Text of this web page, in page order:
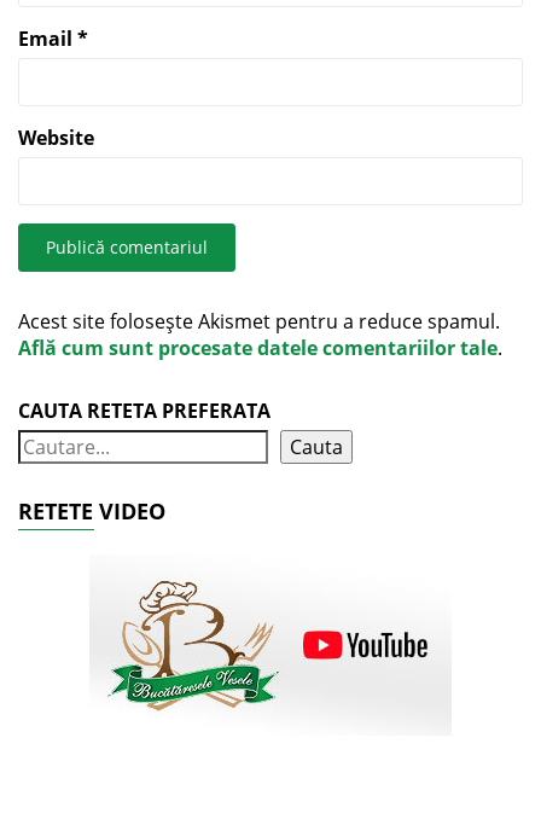
Email *
Website
Acest site folosește Akismet pentru a reduce spamul.
Află cum sunt procesate datele comentariilor tale.
CAUTA RETETA PREFERATA
Cauta
RETETE VIDEO